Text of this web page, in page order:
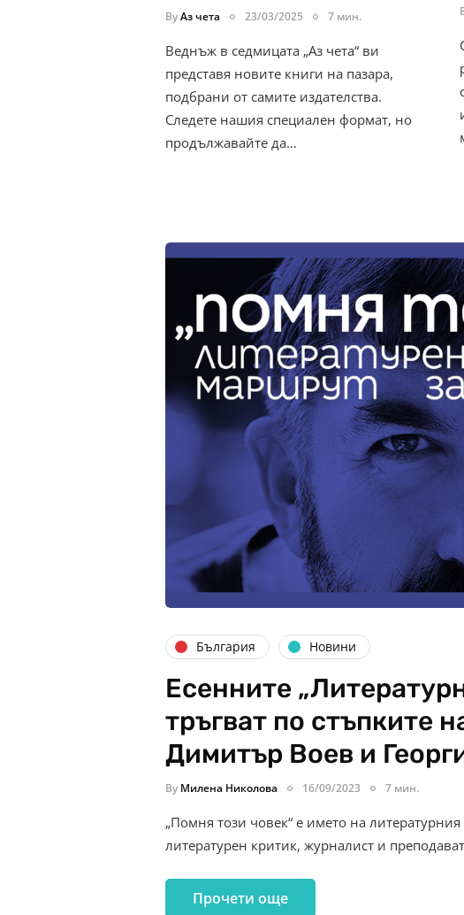
ByАз чета 23/03/2025 7 мин.
Веднъж в седмицата „Аз чета“ ви
представя новите книги на пазара,
подбрани от самите издателства.
Следете нашия специален формат, но
продължавайте да…
България Новини
Есенните
тръгват по стъпките
Димитър Воев и
By Милена Николова 16/09/2023 7 мин.
„Помня този човек“ е името на
литературен критик, журналист и
Прочети още